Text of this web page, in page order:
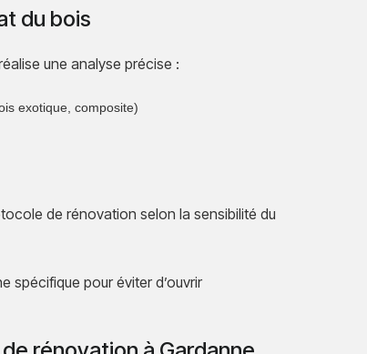
du bois
une analyse précise :
exotique, composite)
de rénovation selon la sensibilité du
spécifique pour éviter d’ouvrir